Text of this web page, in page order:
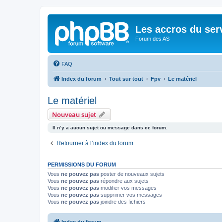
Les accros du
Forum des AS
FAQ
Index du forum Tout sur tout Fpv Le matériel
Le matériel
Nouveau sujet
Il n’y a aucun sujet ou message dans ce forum.
Retourner à l’index du forum
PERMISSIONS DU FORUM
Vous ne pouvez pas poster de nouveaux sujets
Vous ne pouvez pas répondre aux sujets
Vous ne pouvez pas modifier vos messages
Vous ne pouvez pas supprimer vos messages
Vous ne pouvez pas joindre des fichiers